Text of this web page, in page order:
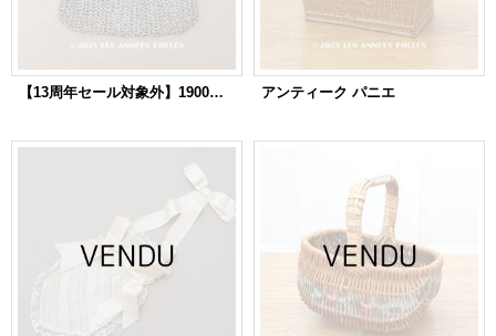
【13周年セール対象外】1900年代頃 アンティーク シルバー製 薔薇＆リボンのガーランド柄 メタルメッシュのコインケース 仕切り付き コインパース アンティーク パニエ